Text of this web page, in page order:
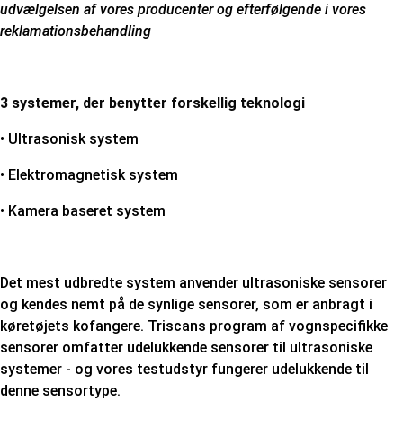
udvælgelsen af vores producenter og efterfølgende i vores
reklamationsbehandling
3 systemer, der benytter forskellig teknologi
• Ultrasonisk system
• Elektromagnetisk system
• Kamera baseret system
Det mest udbredte system anvender ultrasoniske sensorer
og kendes nemt på de synlige sensorer, som er anbragt i
køretøjets kofangere. Triscans program af vognspecifikke
sensorer omfatter udelukkende sensorer til ultrasoniske
systemer - og vores testudstyr fungerer udelukkende til
denne sensortype.